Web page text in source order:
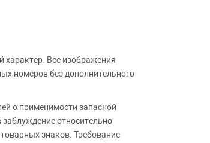
характер. Все изображения
номеров без дополнительного
о применимости запасной
относительно
знаков. Требование